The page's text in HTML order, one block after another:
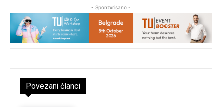
- Sponzorisano -
Povezani članci